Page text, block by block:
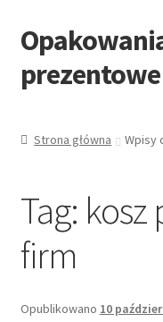
Przejdź
do
nawigacji
Przejdź
do
treści
prezentowe
All Categories w/o
Blog
Cart
Strona główna Wpisy
Tag: kosz
firm
Opublikowano 10